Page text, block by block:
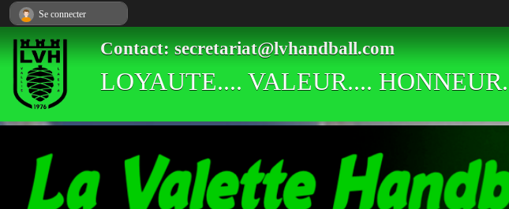
Contact: secretariat@lvhandball.com
LOYAUTE.... VALEUR....
Se connecter
Panneau de gestion des cookies